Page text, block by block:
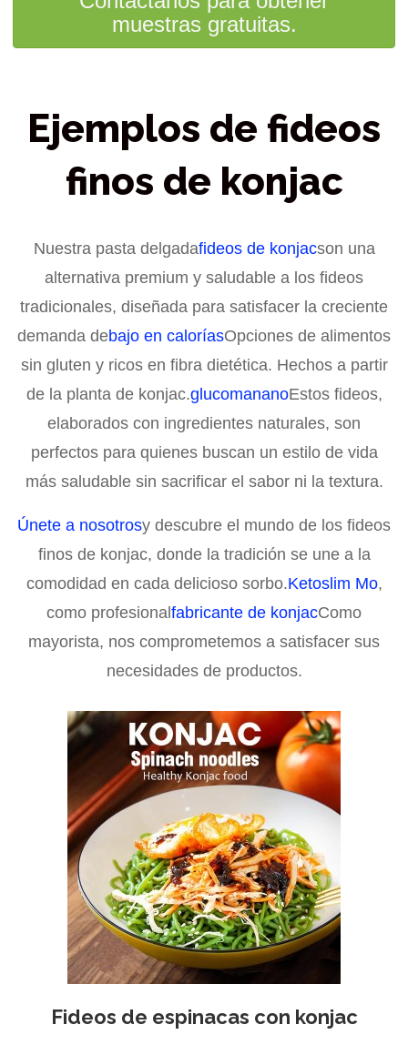
muestras gratuitas.
Ejemplos de fideos
finos de konjac
Nuestra pasta delgadafideos de konjacson una
alternativa premium y saludable a los fideos
tradicionales, diseñada para satisfacer la creciente
demanda debajo en caloríasOpciones de alimentos
sin gluten y ricos en fibra dietética. Hechos a partir
de la planta de konjac.glucomananoEstos fideos,
elaborados con ingredientes naturales, son
perfectos para quienes buscan un estilo de vida
más saludable sin sacrificar el sabor ni la textura.
Únete a nosotrosy descubre el mundo de los fideos
finos de konjac, donde la tradición se une a la
comodidad en cada delicioso sorbo.Ketoslim Mo,
como profesionalfabricante de konjacComo
mayorista, nos comprometemos a satisfacer sus
necesidades de productos.
Fideos de espinacas con konjac